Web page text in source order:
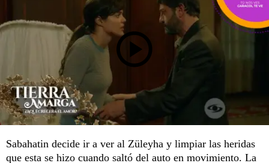
Sabahatin decide ir a ver al Züleyha y limpiar las heridas
que esta se hizo cuando saltó del auto en movimiento. La